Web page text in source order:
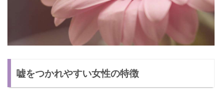
嘘をつかれやすい女性の特徴